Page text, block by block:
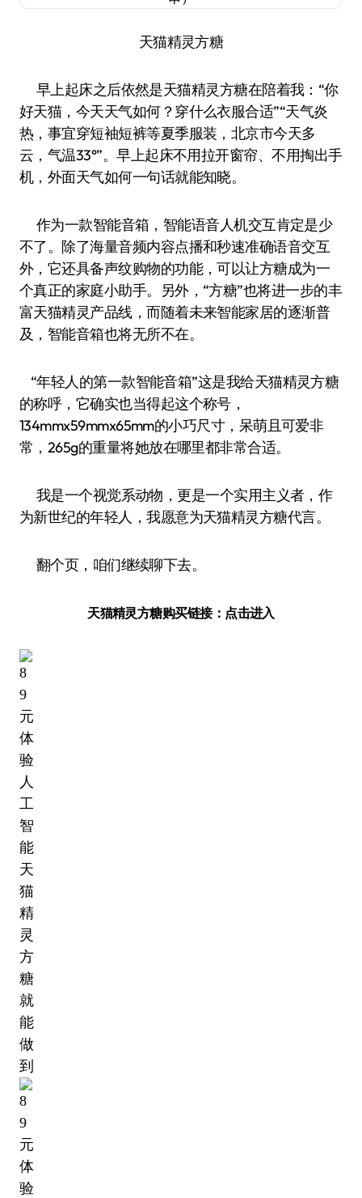
天猫精灵方糖
早上起床之后依然是天猫精灵方糖在陪着我：“你
好天猫，今天天气如何？穿什么衣服合适”“天气炎
热，事宜穿短袖短裤等夏季服装，北京市今天多
云，气温33°”。早上起床不用拉开窗帘、不用掏出手
机，外面天气如何一句话就能知晓。
作为一款智能音箱，智能语音人机交互肯定是少
不了。除了海量音频内容点播和秒速准确语音交互
外，它还具备声纹购物的功能，可以让方糖成为一
个真正的家庭小助手。另外，“方糖”也将进一步的丰
富天猫精灵产品线，而随着未来智能家居的逐渐普
及，智能音箱也将无所不在。
“年轻人的第一款智能音箱”这是我给天猫精灵方糖
的称呼，它确实也当得起这个称号，
134mmx59mmx65mm的小巧尺寸，呆萌且可爱非
常，265g的重量将她放在哪里都非常合适。
我是一个视觉系动物，更是一个实用主义者，作
为新世纪的年轻人，我愿意为天猫精灵方糖代言。
翻个页，咱们继续聊下去。
天猫精灵方糖购买链接：点击进入